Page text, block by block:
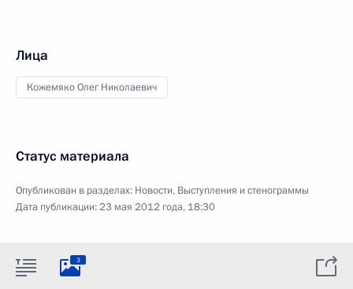
Лица
Кожемяко Олег Николаевич
Статус материала
Опубликован в разделах: Новости, Выступления и стенограммы
Дата публикации:23 мая 2012 года, 18:30
3